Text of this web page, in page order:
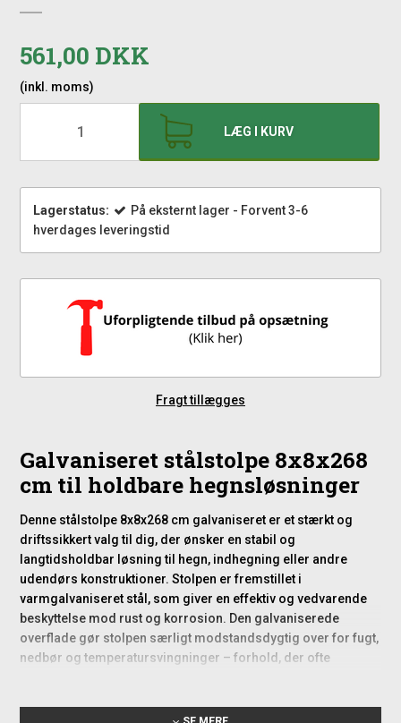
561,00 DKK
(inkl. moms)
LÆG I KURV
Lagerstatus:
På eksternt lager - Forvent 3-6
hverdages leveringstid
Fragt tillægges
Galvaniseret stålstolpe 8x8x268
cm til holdbare hegnsløsninger
Denne stålstolpe 8x8x268 cm galvaniseret er et stærkt og
driftssikkert valg til dig, der ønsker en stabil og
langtidsholdbar løsning til hegn, indhegning eller andre
udendørs konstruktioner. Stolpen er fremstillet i
varmgalvaniseret stål, som giver en effektiv og vedvarende
beskyttelse mod rust og korrosion. Den galvaniserede
overflade gør stolpen særligt modstandsdygtig over for fugt,
nedbør og temperatursvingninger – forhold, der ofte
der foretrækker minimal vedligeholdelse.